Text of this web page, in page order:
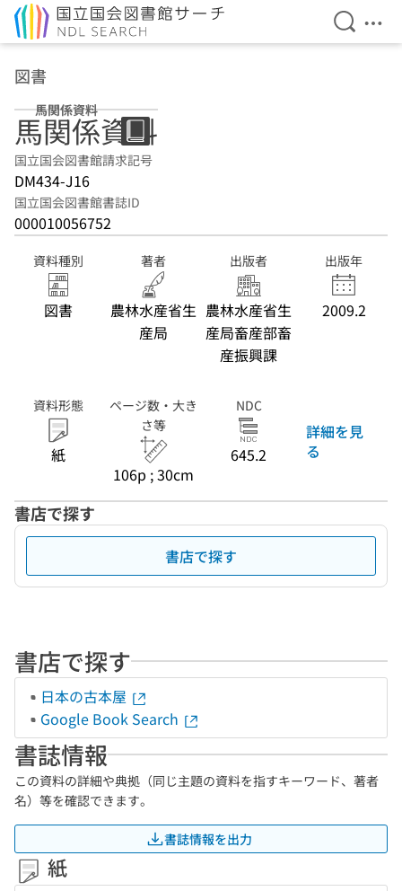
検索を
メ
図書
馬関係資料
馬関係資料
国立国会図書館請求記号
DM434-J16
国立国会図書館書誌ID
000010056752
資料種別
図書
著者
農林水産省生
産局
出版者
農林水産省生
産局畜産部畜
産振興課
出版年
2009.2
資料形態
紙
ページ数・大き
さ等
106p ; 30cm
NDC
645.2
詳細を見
る
書店で探す
書店で探す
書店で探す
日本の古本屋
Google Book Search
書誌情報
この資料の詳細や典拠（同じ主題の資料を指すキーワード、著者
名）等を確認できます。
書誌情報を出力
紙